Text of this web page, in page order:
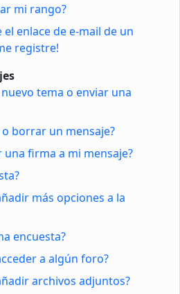
mi rango?
enlace de e-mail de un
registre!
tema o enviar una
borrar un mensaje?
una firma a mi mensaje?
más opciones a la
encuesta?
a algún foro?
archivos adjuntos?